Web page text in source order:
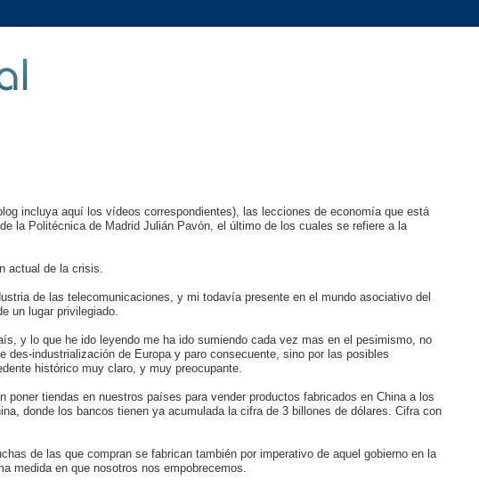
incluya aquí los vídeos correspondientes), las lecciones de economía que está
la Politécnica de Madrid Julián Pavón, el último de los cuales se refiere a la
actual de la crisis.
de las telecomunicaciones, y mi todavía presente en el mundo asociativo del
un lugar privilegiado.
y lo que he ido leyendo me ha ido sumiendo cada vez mas en el pesimismo, no
industrialización de Europa y paro consecuente, sino por las posibles
histórico muy claro, y muy preocupante.
tiendas en nuestros países para vender productos fabricados en China a los
donde los bancos tienen ya acumulada la cifra de 3 billones de dólares. Cifra con
de las que compran se fabrican también por imperativo de aquel gobierno en la
medida en que nosotros nos empobrecemos.